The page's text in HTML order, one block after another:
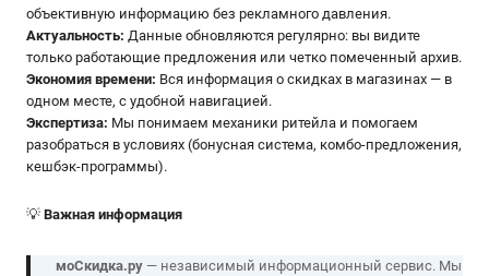
объективную информацию без рекламного давления.
Актуальность: Данные обновляются регулярно: вы видите
только работающие предложения или четко помеченный архив.
Экономия времени: Вся информация о скидках в магазинах — в
одном месте, с удобной навигацией.
Экспертиза: Мы понимаем механики ритейла и помогаем
разобраться в условиях (бонусная система, комбо-предложения,
кешбэк-программы).
💡 Важная информация
моСкидка.ру— независимый информационный сервис. Мы